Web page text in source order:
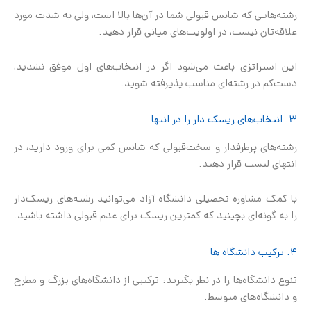
رشته‌هایی که شانس قبولی شما در آن‌ها بالا است، ولی به شدت مورد
علاقه‌تان نیست، در اولویت‌های میانی قرار دهید.
این استراتژی باعث می‌شود اگر در انتخاب‌های اول موفق نشدید،
دست‌کم در رشته‌ای مناسب پذیرفته شوید.
۳. انتخاب‌های ریسک دار را در انتها
رشته‌های پرطرفدار و سخت‌قبولی که شانس کمی برای ورود دارید، در
انتهای لیست قرار دهید.
با کمک مشاوره تحصیلی دانشگاه آزاد می‌توانید رشته‌های ریسک‌دار
را به گونه‌ای بچینید که کمترین ریسک برای عدم قبولی داشته باشید.
۴. ترکیب دانشگاه ها
تنوع دانشگاه‌ها را در نظر بگیرید: ترکیبی از دانشگاه‌های بزرگ و مطرح
و دانشگاه‌های متوسط.